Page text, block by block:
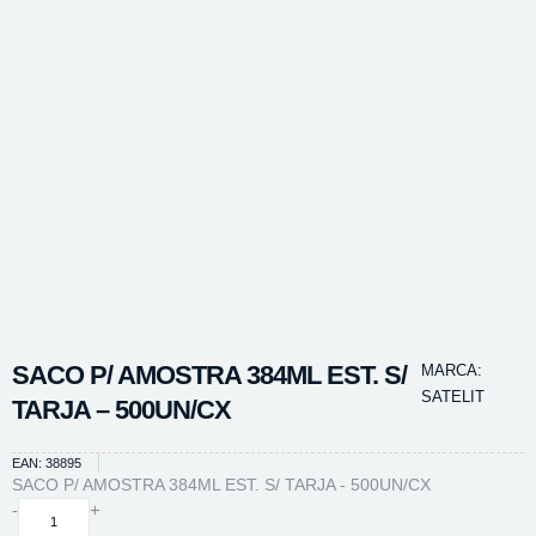
SACO P/ AMOSTRA 384ML EST. S/
TARJA – 500UN/CX
MARCA:
SATELIT
EAN: 38895
SACO P/ AMOSTRA 384ML EST. S/ TARJA - 500UN/CX
-
SACO
+